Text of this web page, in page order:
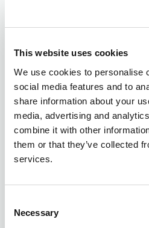
This website uses cookies
We use cookies to personalise
social media features and to
share information about your
media, advertising and
combine it with other
them or that they’ve collected
services.
Selection
Necessary